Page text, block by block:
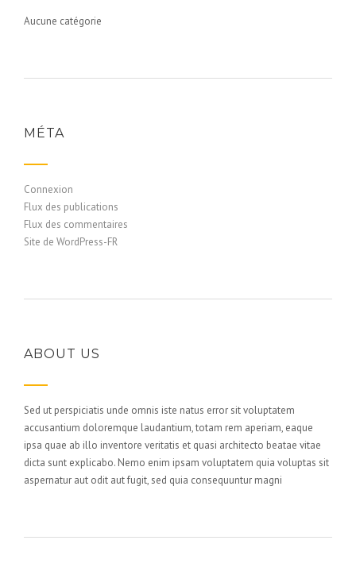
Aucune catégorie
MÉTA
Connexion
Flux des publications
Flux des commentaires
Site de WordPress-FR
ABOUT US
Sed ut perspiciatis unde omnis iste natus error sit voluptatem
accusantium doloremque laudantium, totam rem aperiam, eaque
ipsa quae ab illo inventore veritatis et quasi architecto beatae vitae
dicta sunt explicabo. Nemo enim ipsam voluptatem quia voluptas sit
aspernatur aut odit aut fugit, sed quia consequuntur magni